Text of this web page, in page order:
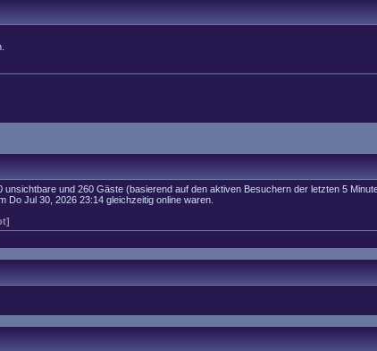
unsichtbare und 260 Gäste (basierend auf den aktiven Besuchern der letzten 5
Do Jul 30, 2026 23:14 gleichzeitig online waren.